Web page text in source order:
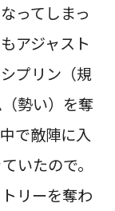
ってしまっ
アジャスト
プリン（規
勢い）を奪
で敵陣に入
いたので。
リーを奪わ